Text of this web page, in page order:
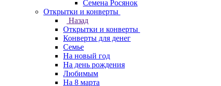
Семена Росянок
Открытки и конверты
Назад
Открытки и конверты
Конверты для денег
Семье
На новый год
На день рождения
Любимым
На 8 марта